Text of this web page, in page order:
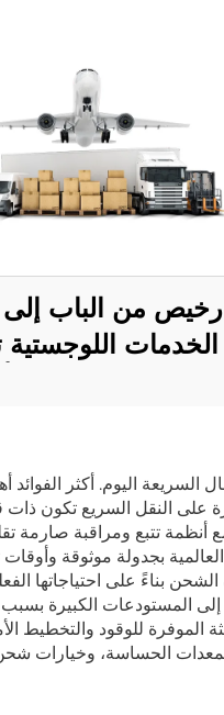
رخيص من الباب إلى
الخدمات اللوجستية
إلى الولايات
الأمريكية
السريعة اليوم. أكثر
النقل السريع تكون ذات
أنظمة تتبع ومراقبة
بجدولة موثوقة وأوقات
بناءً على احتياجاتها
إلى المستودعات الكبيرة
الموفرة للوقود
الحساسة، وخيارات شحن